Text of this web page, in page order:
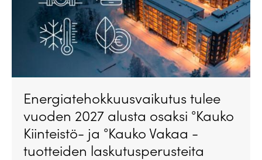
Energiatehokkuusvaikutus tulee
vuoden 2027 alusta osaksi °Kauko
Kiinteistö- ja °Kauko Vakaa -
tuotteiden laskutusperusteita